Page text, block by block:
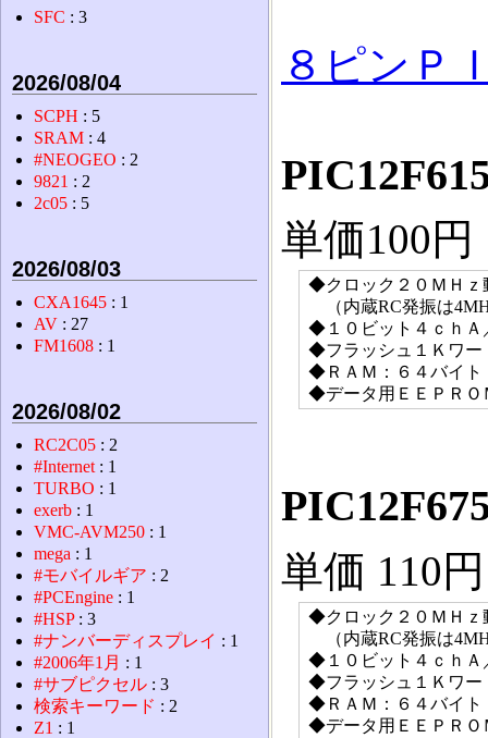
８ピンＰ
単価100円
◆クロック２０ＭＨｚ
（内蔵RC発振は
◆１０ビット４ｃｈＡ
◆フラッシュ１Ｋワー
◆ＲＡＭ：６４バイト
◆データ用ＥＥＰＲＯ
単価 110
◆クロック２０ＭＨｚ
（内蔵RC発振は
◆１０ビット４ｃｈＡ
◆フラッシュ１Ｋワー
◆ＲＡＭ：６４バイト
◆データ用ＥＥＰＲＯ
SFC : 3
2026/08/04
SCPH : 5
SRAM : 4
#NEOGEO : 2
9821 : 2
2c05 : 5
2026/08/03
CXA1645 : 1
AV : 27
FM1608 : 1
2026/08/02
RC2C05 : 2
#Internet : 1
TURBO : 1
exerb : 1
VMC-AVM250 : 1
mega : 1
#モバイルギア : 2
#PCEngine : 1
#HSP: 3
#ナンバーディスプレイ : 1
#2006年1月 : 1
#サブピクセル : 3
検索キーワード : 2
Z1 : 1